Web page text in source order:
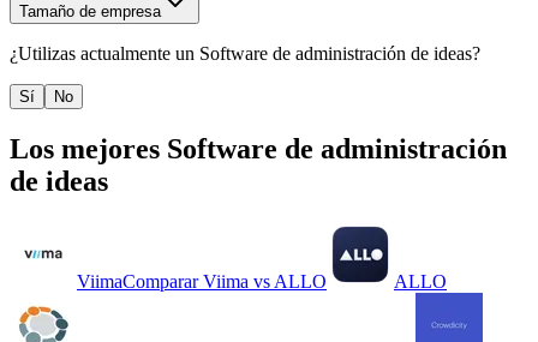
Tamaño de empresa
¿Utilizas actualmente un Software de administración de ideas?
Sí No
Los mejores Software de administración
de ideas
ViimaComparar Viima vsALLO ALLO